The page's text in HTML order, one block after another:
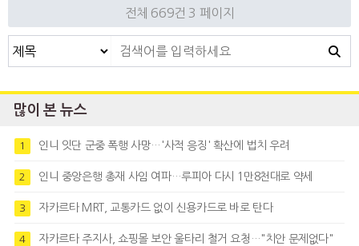
전체 669건 3 페이지
많이 본 뉴스
1 인니 잇단 군중 폭행 사망…'사적 응징' 확산에 법치 우려
2 인니 중앙은행 총재 사임 여파…루피아 다시 1만8천대로 약세
3 자카르타 MRT, 교통카드 없이 신용카드로 바로 탄다
4 자카르타 주지사, 쇼핑몰 보안 울타리 철거 요청…"치안 문제없다"